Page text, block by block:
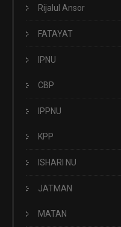
Rijalul Ansor
FATAYAT
IPNU
CBP
IPPNU
KPP
ISHARI NU
JATMAN
MATAN